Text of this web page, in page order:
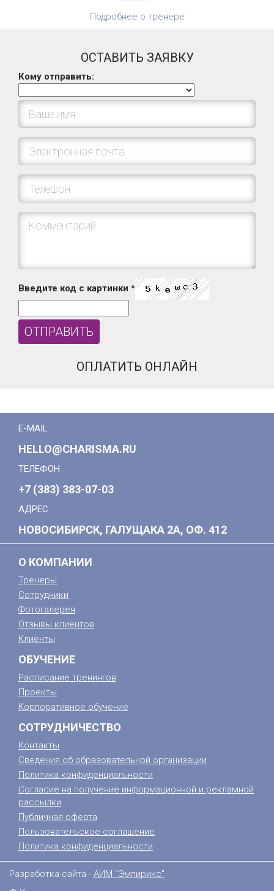
Подробнее о тренере
ОСТАВИТЬ ЗАЯВКУ
Кому отправить:
Введите код с картинки *
ОПЛАТИТЬ ОНЛАЙН
E-MAIL
HELLO@CHARISMA.RU
ТЕЛЕФОН
+7 (383) 383-07-03
АДРЕС
НОВОСИБИРСК, ГАЛУЩАКА 2А, ОФ. 412
О КОМПАНИИ
Тренеры
Сотрудники
Фотогалерея
Отзывы клиентов
Клиенты
ОБУЧЕНИЕ
Расписание тренингов
Проекты
Корпоративное обучение
СОТРУДНИЧЕСТВО
Контакты
Сведения об образовательной организации
Политика конфиденциальности
Согласие на получение информационной и рекламной
рассылки
Публичная оферта
Пользовательское соглашение
Политика конфиденциальности
Разработка сайта - АИМ "Эмпирикс"